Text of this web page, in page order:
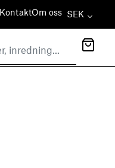
KontaktOm oss SEK